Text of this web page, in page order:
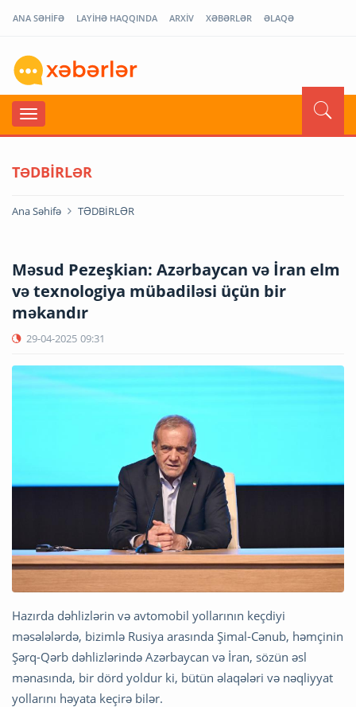
ANA SƏHİFƏ LAYİHƏ HAQQINDA ARXİV XƏBƏRLƏR ƏLAQƏ
TƏDBİRLƏR
Ana Səhifə TƏDBİRLƏR
Məsud Pezeşkian: Azərbaycan və İran elm
və texnologiya mübadiləsi üçün bir
məkandır
29-04-2025 09:31
Hazırda dəhlizlərin və avtomobil yollarının keçdiyi
məsələlərdə, bizimlə Rusiya arasında Şimal-Cənub, həmçinin
Şərq-Qərb dəhlizlərində Azərbaycan və İran, sözün əsl
mənasında, bir dörd yoldur ki, bütün əlaqələri və nəqliyyat
yollarını həyata keçirə bilər.